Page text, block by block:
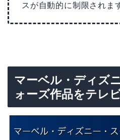
スが自動的に制限されま
マーベル・ディズ
ォーズ作品をテレ